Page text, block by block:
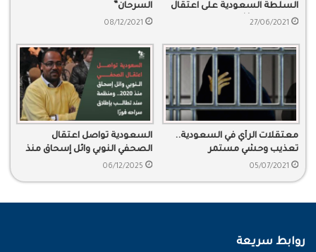
السلطة السعودية على اعتقال
المهاجرين الأثيوبيين
27/06/2021
السرحان”
08/12/2021
معتقلات الرأي في السعودية..
تعذيب وحشي مستمر
05/07/2021
السعودية تواصل اعتقال
الصحفي النوبي وائل إسحاق منذ
2020.. ومنظمة سند تطالب
06/12/2025
روابط سريعة